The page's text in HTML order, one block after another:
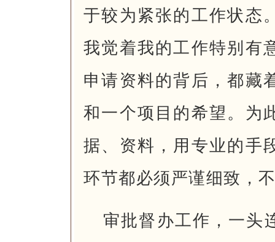
于较为紧张的工作状态
我觉着我的工作特别有
申请资料的背后，都藏
和一个项目的希望。为
据、资料，用专业的手
环节都必须严谨细致，
审批督办工作，一头